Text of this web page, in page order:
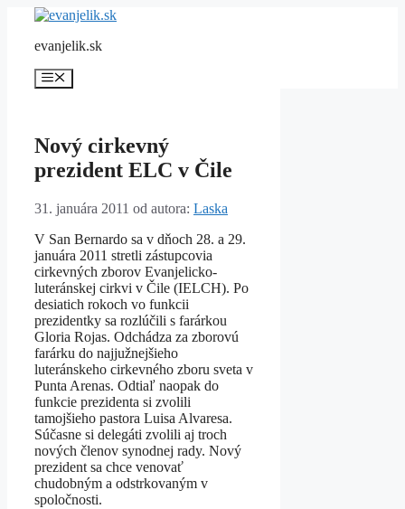
Preskočiť
obsahevanjelik.sk
Menu
Nový cirkevný
prezident ELC v Čile
31. januára 2011 od autora: Laska
V San Bernardo sa v dňoch 28. a 29.
januára 2011 stretli zástupcovia
cirkevných zborov Evanjelicko-
luteránskej cirkvi v Čile (IELCH). Po
desiatich rokoch vo funkcii
prezidentky sa rozlúčili s farárkou
Gloria Rojas. Odchádza za zborovú
farárku do najjužnejšieho
luteránskeho cirkevného zboru sveta v
Punta Arenas. Odtiaľ naopak do
funkcie prezidenta si zvolili
tamojšieho pastora Luisa Alvaresa.
Súčasne si delegáti zvolili aj troch
nových členov synodnej rady. Nový
prezident sa chce venovať
chudobným a odstrkovaným v
spoločnosti.